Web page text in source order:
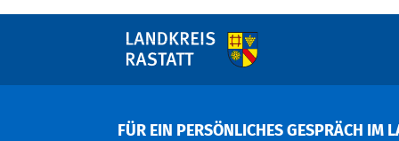
FÜR EIN PERSÖNLICHES GESPRÄCH IM